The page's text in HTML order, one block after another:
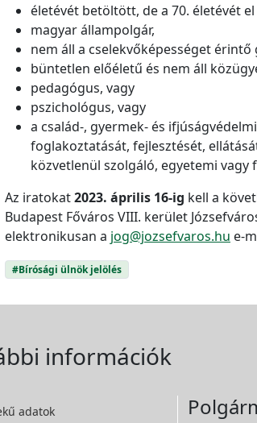
életévét betöltött, de a 70. életévét
magyar állampolgár,
nem áll a cselekvőképességet
büntetlen előéletű és nem áll
pedagógus, vagy
pszichológus, vagy
a család-, gyermek- és
foglakoztatását, fejlesztését,
közvetlenül szolgáló, egyetemi
Az iratokat2023. április 16-ig kell a
Budapest Főváros VIII. kerület
elektronikusan a jog@jozsefvaros.hu e-
#Bírósági ülnök jelölés
információk
adatok